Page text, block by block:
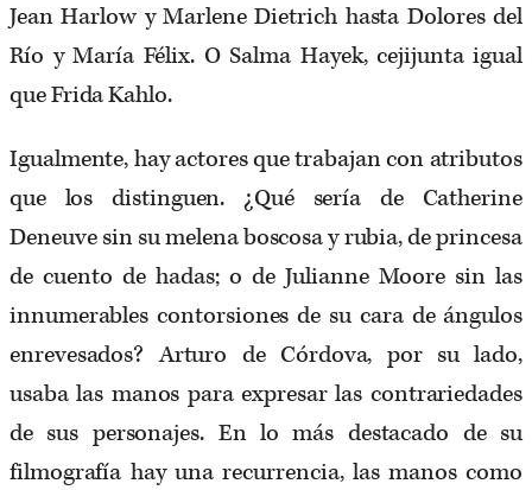
Jean Harlow y Marlene Dietrich hasta Dolores del
Río y María Félix. O Salma Hayek, cejijunta igual
que Frida Kahlo.
Igualmente, hay actores que trabajan con atributos
que los distinguen. ¿Qué sería de Catherine
Deneuve sin su melena boscosa y rubia, de princesa
de cuento de hadas; o de Julianne Moore sin las
innumerables contorsiones de su cara de ángulos
enrevesados? Arturo de Córdova, por su lado,
usaba las manos para expresar las contrariedades
de sus personajes. En lo más destacado de su
filmografía hay una recurrencia, las manos como